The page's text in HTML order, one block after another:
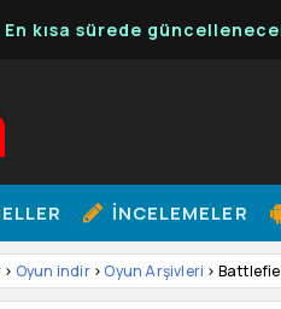
güncellenecektir.
İNCELEMELER
> Oyun indir>Oyun Arşivleri >